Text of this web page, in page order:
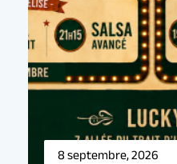
8 septembre, 2026